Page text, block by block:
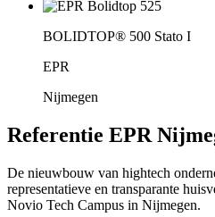
BOLIDTOP® 500 Stato I
EPR
Nijmegen
Referentie EPR
De nieuwbouw van hightech
representatieve en transparante
Novio Tech Campus in Nijmegen.